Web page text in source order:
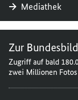
Mediathek
Zur
Zugriff auf bald
zwei Millionen